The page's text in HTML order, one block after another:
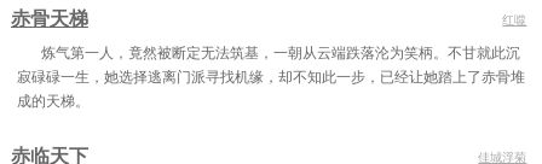
第一百章 正义谁来写
第一百零三章 此中少年 第一百零四章 一切有尽时 第一百零五章 行于刀尖
赤骨天梯 红噬
炼气第一人，竟然被断定无法筑基，一朝从云端跌落沦为笑柄。不甘就此沉
寂碌碌一生，她选择逃离门派寻找机缘，却不知此一步，已经让她踏上了赤骨堆
成的天梯。
赤临天下 佳城浮菊